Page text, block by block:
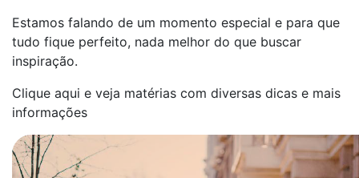
Estamos falando de um momento especial e para que
tudo fique perfeito, nada melhor do que buscar
inspiração.
Clique aqui e veja matérias com diversas dicas e mais
informações